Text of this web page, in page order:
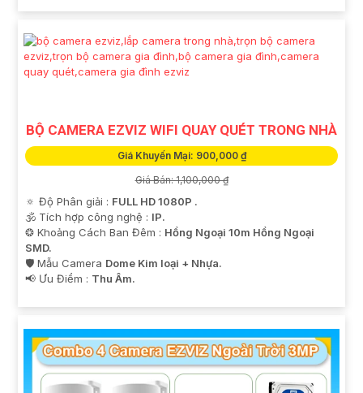
Trân trọng,
BỘ CAMERA EZVIZ WIFI QUAY QUÉT TRONG NHÀ
Giá Khuyến Mại: 900,000 ₫
Giá Bán: 1,100,000 ₫
🔅 Độ Phân giải : FULL HD 1080P .
🕉️ Tích hợp công nghệ : IP.
❂ Khoảng Cách Ban Đêm : Hồng Ngoại 10m Hồng Ngoại
SMD.
🛡 Mẫu Camera Dome Kim loại + Nhựa.
️📢 Ưu Điểm : Thu Âm.